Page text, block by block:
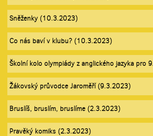
Sněženky (10.3.2023)
Co nás baví v klubu? (10.3.2023)
Školní kolo olympiády z anglického jazyka pro
Žákovský průvodce Jaroměří (9.3.2023)
Bruslíš, bruslím, bruslíme (2.3.2023)
Pravěký komiks (2.3.2023)